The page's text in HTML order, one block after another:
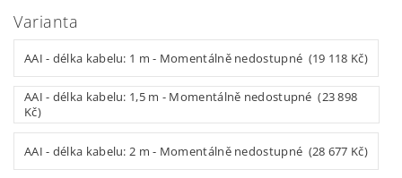
Varianta
AAI - délka kabelu: 1 m - Momentálně nedostupné (19 118 Kč)
AAI - délka kabelu: 1,5 m - Momentálně nedostupné (23 898
Kč)
AAI - délka kabelu: 2 m - Momentálně nedostupné (28 677 Kč)